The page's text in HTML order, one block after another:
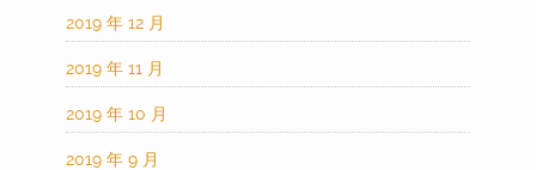
2019 年 12 月
2019 年 11 月
2019 年 10 月
2019 年 9 月